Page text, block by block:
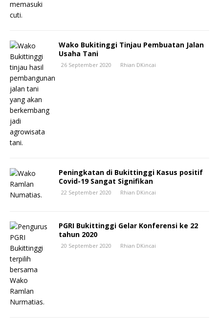
Wako Bukitinggi Tinjau Pembuatan Jalan
Usaha Tani
26 September 2020 Rhian DKincai
Peningkatan di Bukittinggi Kasus positif
Covid-19 Sangat Signifikan
22 September 2020 Rhian DKincai
PGRI Bukittinggi Gelar Konferensi ke 22
tahun 2020
20 September 2020 Rhian DKincai